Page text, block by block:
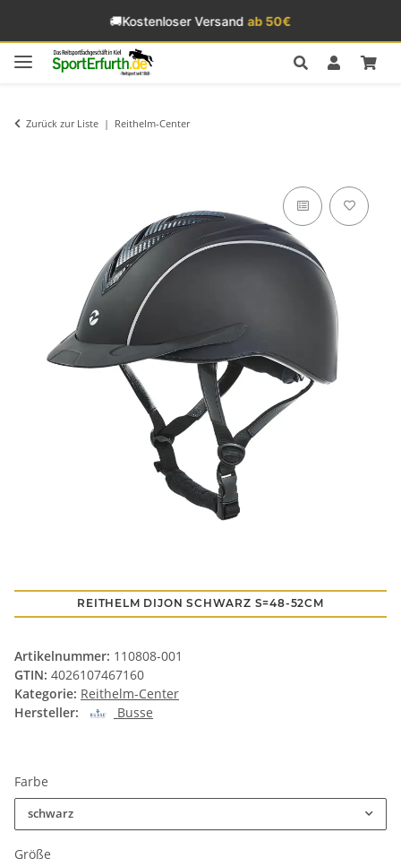
🚚Kostenloser Versandab 50€
Zurück zur Liste Reithelm-Center
REITHELM DIJON SCHWARZ S=48-52CM
Artikelnummer: 110808-001
GTIN: 4026107467160
Kategorie: Reithelm-Center
Hersteller:
Busse
Farbe
schwarz
Größe